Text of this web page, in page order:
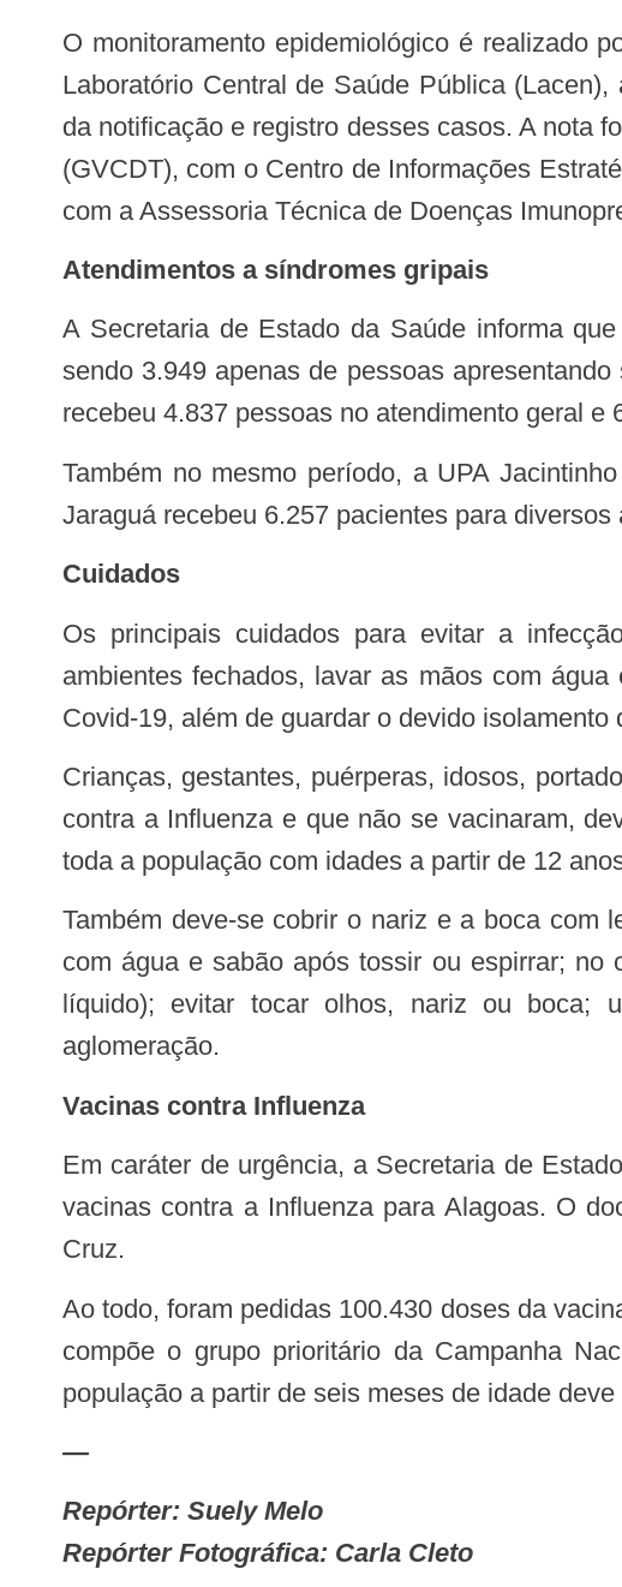
O monitoramento epidemiológico é realizado por meio de coleta de amostras clínicas de nasofaringe e encaminhamento, pelo
Laboratório Central de Saúde Pública
da notificação e registro desses casos. A nota
(GVCDT), com o Centro de Informações
com a Assessoria Técnica de Doenças
Atendimentos a síndromes gripais
A Secretaria de Estado da Saúde informa que do dia 1º ao dia 27 de dezembro a UPA Tabuleiro atendeu 13.576 pacientes,
sendo 3.949 apenas de pessoas
recebeu 4.837 pessoas no atendimento geral e
Também no mesmo período, a UPA Jacintinho atendeu 10.129 pacientes no geral e 2.523 com síndromes gripais. Já a UPA
Jaraguá recebeu 6.257 pacientes para
Cuidados
Os principais cuidados para evitar a infecção é tomar extrema precaução com pessoas doentes, evitar aglomerações e
ambientes fechados, lavar as mãos com
Covid-19, além de guardar o devido isolamento
Crianças, gestantes, puérperas, idosos, portadores de comorbidades, entre outros definidos como prioritários para a vacinação
contra a Influenza e que não se vacinaram,
toda a população com idades a partir de 12
Também deve-se cobrir o nariz e a boca com lenço, ao tossir ou espirrar, e descartar o lenço no lixo após uso; lavar as mãos
com água e sabão após tossir ou espirrar;
líquido); evitar tocar olhos, nariz ou boca;
aglomeração.
Vacinas contra Influenza
Em caráter de urgência, a Secretaria de Estado da Saúde solicitou ao Ministério da Saúde que sejam enviadas mais doses de
vacinas contra a Influenza para Alagoas. O
Cruz.
Ao todo, foram pedidas 100.430 doses da vacina para que seja possibilitada a vacinação, em nível estadual, no público-alvo que
compõe o grupo prioritário da Campanha
população a partir de seis meses de idade deve
—
Repórter: Suely Melo
Repórter Fotográfica: Carla Cleto